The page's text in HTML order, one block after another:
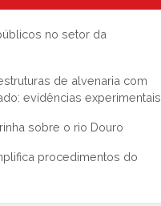
no setor da
de alvenaria com
evidências experimentais
sobre o rio Douro
procedimentos do